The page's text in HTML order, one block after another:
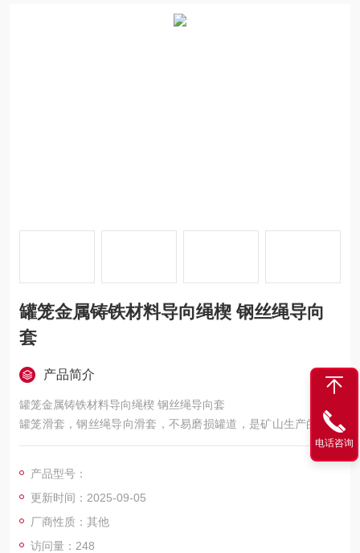
罐笼金属铸铁材料导向绳楔 钢丝绳导向
套
产品简介
罐笼金属铸铁材料导向绳楔 钢丝绳导向套
罐笼滑套，钢丝绳导向滑套，不易磨损罐道，是矿山生产的配件
产品。稳绳滑套较大限度地保护钢丝绳，减少了对钢丝绳的磨
产品型号：
更新时间：2025-09-05
厂商性质：其他
访问量：248
电话咨询